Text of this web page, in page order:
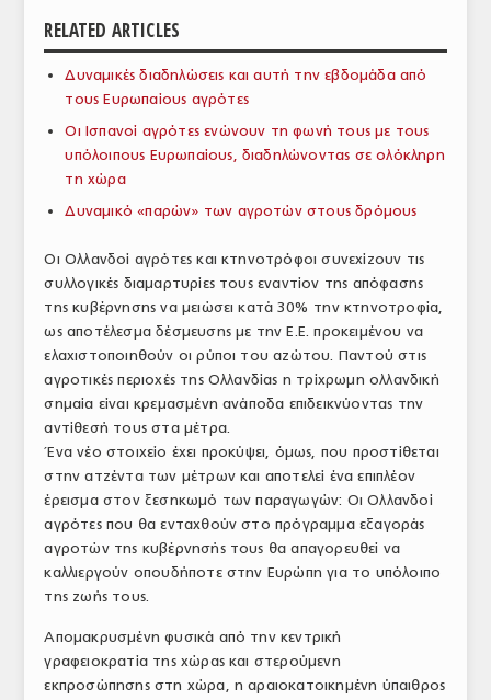
ΠΑΡΑΓΩΓΗ & ΕΜΠΟΡΙΑ
ΣΦΑΓΕΙΑ
ΠΡΩΤΕΣ ΥΛΕΣ
ΥΠΗΡΕΣΙΕΣ
ΕΜΠΟΡΙΚΟΙ ΑΝΤΙΠΡΟΣΩΠΟΙ
ΝΟΜΟΘΕΣΙΑ
ΕΛΛΗΝΙΚΗ ΝΟΜΟΘΕΣΙΑ
ΕΥΡΩΠΑΪΚΗ ΝΟΜΟΘΕΣΙΑ
ΤΟ ΠΕΡΙΟΔΙΚΟ
Profile
ΑΡΧΕΙΟ ΤΕΥΧΩΝ
ΣΥΝΕΔΡΙΟ ΚΡΕΑΤΟΣ
RELATED ARTICLES
Δυναμικές διαδηλώσεις και αυτή την εβδομάδα από
τους Ευρωπαίους αγρότες
Οι Ισπανοί αγρότες ενώνουν τη φωνή τους με τους
υπόλοιπους Ευρωπαίους, διαδηλώνοντας σε ολόκληρη
τη χώρα
Δυναμικό «παρών» των αγροτών στους δρόμους
Οι Ολλανδοί αγρότες και κτηνοτρόφοι συνεχίζουν τις
συλλογικές διαμαρτυρίες τους εναντίον της απόφασης
της κυβέρνησης να μειώσει κατά 30% την κτηνοτροφία,
ως αποτέλεσμα δέσμευσης με την Ε.Ε. προκειμένου να
ελαχιστοποιηθούν οι ρύποι του αζώτου. Παντού στις
αγροτικές περιοχές της Ολλανδίας η τρίχρωμη ολλανδική
σημαία είναι κρεμασμένη ανάποδα επιδεικνύοντας την
αντίθεσή τους στα μέτρα.
Ένα νέο στοιχείο έχει προκύψει, όμως, που προστίθεται
στην ατζέντα των μέτρων και αποτελεί ένα επιπλέον
έρεισμα στον ξεσηκωμό των παραγωγών: Οι Ολλανδοί
αγρότες που θα ενταχθούν στο πρόγραμμα εξαγοράς
αγροτών της κυβέρνησής τους θα απαγορευθεί να
καλλιεργούν οπουδήποτε στην Ευρώπη για το υπόλοιπο
της ζωής τους.
Απομακρυσμένη φυσικά από την κεντρική
γραφειοκρατία της χώρας και στερούμενη
εκπροσώπησης στη χώρα, η αραιοκατοικημένη ύπαιθρος